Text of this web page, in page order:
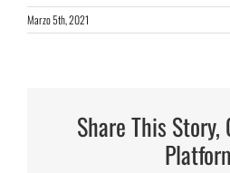
Marzo 5th, 2021
Share This Story,